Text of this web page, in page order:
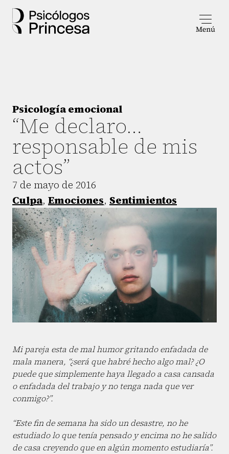
Psicología emocional
“Me declaro…
responsable de mis
actos”
7 de mayo de 2016
Culpa, Emociones, Sentimientos
Mi pareja esta de mal humor gritando enfadada de
mala manera, “¿será que habré hecho algo mal? ¿O
puede que simplemente haya llegado a casa cansada
o enfadada del trabajo y no tenga nada que ver
conmigo?”.
“Este fin de semana ha sido un desastre, no he
estudiado lo que tenía pensado y encima no he salido
de casa creyendo que en algún momento estudiaría”.